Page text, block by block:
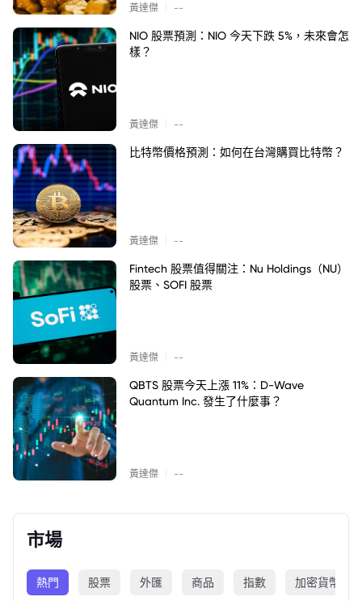
黃達傑 --
NIO 股票預測：NIO 今天下跌 5%，未來會怎
樣？
黃達傑 --
比特幣價格預測：如何在台灣購買比特幣？
黃達傑 --
Fintech 股票值得關注：Nu Holdings（NU）
股票、SOFI 股票
黃達傑 --
QBTS 股票今天上漲 11%：D-Wave
Quantum Inc. 發生了什麼事？
黃達傑 --
市場
熱門 股票 外匯 商品 指數 加密貨幣